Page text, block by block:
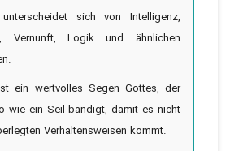
sich von Intelligenz,
Vernunft, Logik und ähnlichen
ein wertvolles Segen Gottes, der
wie ein Seil bändigt, damit es nicht
Verhaltensweisen kommt.